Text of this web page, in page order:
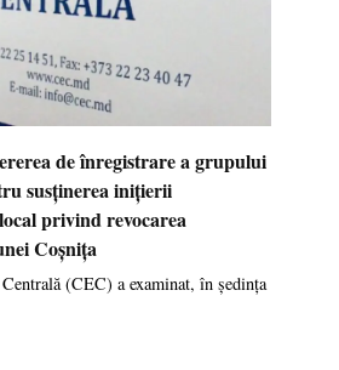
de înregistrare a grupului
susținerea inițierii
privind revocarea
Coșnița
(CEC) a examinat, în ședința